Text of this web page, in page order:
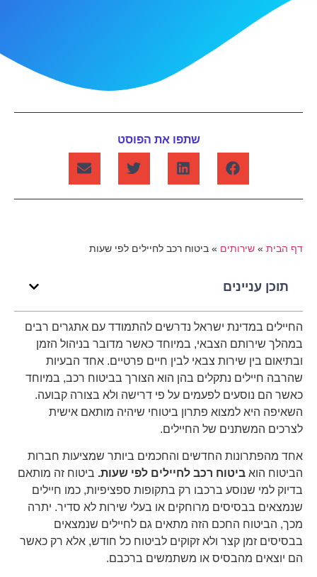
שתפו את הפוסט
דף הבית» שירותים» ביטוח רכב לחיילים לפי שעות
תוכן עניינים
החיילים במדינת ישראל נדרשים להתמודד עם אתגרים רבים
במהלך שירותם הצבאי, במיוחד כאשר מדובר בניהול הזמן
ובתיאום בין שירות צבאי לבין חיים פרטיים. אחד הבעיות
שהרבה חיילים נתקלים בהן הוא הצורך בביטוח רכב, במיוחד
כאשר הם נוסעים לפעמים על פי דרישה ולא בצורה קבועה.
השאיפה היא למצוא פתרון ביטוחי שיהיה מותאם אישית
לצרכים המשתנים של החיילים.
אחד מהפתרונות החדשים והחכמים ביותר שמציעות חברות
הביטוח הוא ביטוח רכב לחיילים לפי שעות.ביטוח זה מותאם
בדיוק למי שנוסע ברכבו רק בתקופות ספציפיות, כמו חיילים
שנמצאים בבסיסים מרוחקים או בעלי שירות לא סדיר. יתרה
מכך, הביטוח החכם הזה מתאים גם לחיילים שנמצאים
בבסיסים זמן קצר ולא זקוקים לביטוח כל חודש, אלא רק כאשר
הם יוצאים מהבסיס או משתמשים ברכבם.